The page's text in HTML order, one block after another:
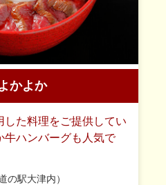
かよか
した料理をご提供してい
牛ハンバーグも人気で
の駅大津内）